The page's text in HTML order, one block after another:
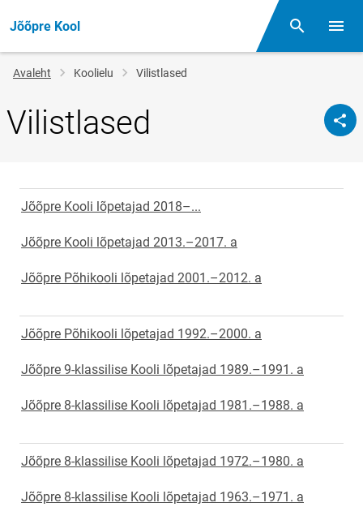
Jõõpre Kool Otsing
Jälglink
Avaleht Koolielu Vilistlased
Vilistlased
Jõõpre Kooli lõpetajad 2018–...
Jõõpre Kooli lõpetajad 2013.–2017. a
Jõõpre Põhikooli lõpetajad 2001.–2012. a
Jõõpre Põhikooli lõpetajad 1992.–2000. a
Jõõpre 9-klassilise Kooli lõpetajad 1989.–1991. a
Jõõpre 8-klassilise Kooli lõpetajad 1981.–1988. a
Jõõpre 8-klassilise Kooli lõpetajad 1972.–1980. a
Jõõpre 8-klassilise Kooli lõpetajad 1963.–1971. a